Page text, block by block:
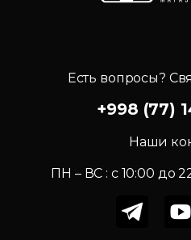
Есть вопросы?
+998 (77)
Наши
ПН – ВС : c 10:00 до